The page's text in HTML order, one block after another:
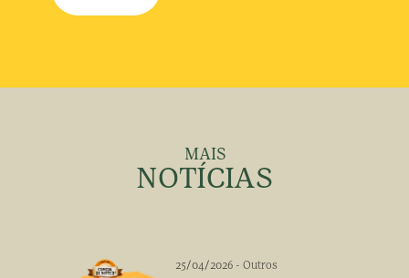
MAIS
NOTÍCIAS
25/04/2026 - Outros